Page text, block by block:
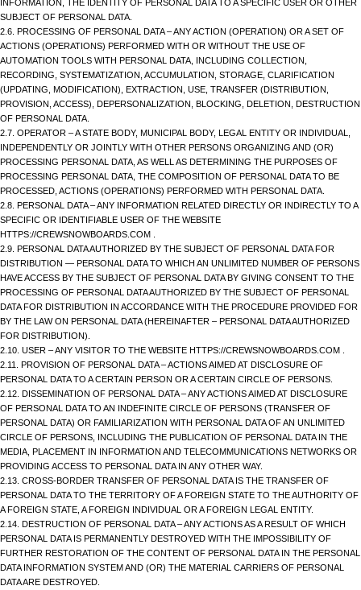
INFORMATION, THE IDENTITY OF PERSONAL DATA TO A SPECIFIC USER OR OTHER
SUBJECT OF PERSONAL DATA.
2.6. PROCESSING OF PERSONAL DATA – ANY ACTION (OPERATION) OR A SET OF
ACTIONS (OPERATIONS) PERFORMED WITH OR WITHOUT THE USE OF
AUTOMATION TOOLS WITH PERSONAL DATA, INCLUDING COLLECTION,
RECORDING, SYSTEMATIZATION, ACCUMULATION, STORAGE, CLARIFICATION
(UPDATING, MODIFICATION), EXTRACTION, USE, TRANSFER (DISTRIBUTION,
PROVISION, ACCESS), DEPERSONALIZATION, BLOCKING, DELETION, DESTRUCTION
OF PERSONAL DATA.
2.7. OPERATOR – A STATE BODY, MUNICIPAL BODY, LEGAL ENTITY OR INDIVIDUAL,
INDEPENDENTLY OR JOINTLY WITH OTHER PERSONS ORGANIZING AND (OR)
PROCESSING PERSONAL DATA, AS WELL AS DETERMINING THE PURPOSES OF
PROCESSING PERSONAL DATA, THE COMPOSITION OF PERSONAL DATA TO BE
PROCESSED, ACTIONS (OPERATIONS) PERFORMED WITH PERSONAL DATA.
2.8. PERSONAL DATA – ANY INFORMATION RELATED DIRECTLY OR INDIRECTLY TO A
SPECIFIC OR IDENTIFIABLE USER OF THE WEBSITE
HTTPS://CREWSNOWBOARDS.COM .
2.9. PERSONAL DATA AUTHORIZED BY THE SUBJECT OF PERSONAL DATA FOR
DISTRIBUTION — PERSONAL DATA TO WHICH AN UNLIMITED NUMBER OF PERSONS
HAVE ACCESS BY THE SUBJECT OF PERSONAL DATA BY GIVING CONSENT TO THE
PROCESSING OF PERSONAL DATA AUTHORIZED BY THE SUBJECT OF PERSONAL
DATA FOR DISTRIBUTION IN ACCORDANCE WITH THE PROCEDURE PROVIDED FOR
BY THE LAW ON PERSONAL DATA (HEREINAFTER – PERSONAL DATA AUTHORIZED
FOR DISTRIBUTION).
2.10. USER – ANY VISITOR TO THE WEBSITE HTTPS://CREWSNOWBOARDS.COM .
2.11. PROVISION OF PERSONAL DATA – ACTIONS AIMED AT DISCLOSURE OF
PERSONAL DATA TO A CERTAIN PERSON OR A CERTAIN CIRCLE OF PERSONS.
2.12. DISSEMINATION OF PERSONAL DATA – ANY ACTIONS AIMED AT DISCLOSURE
OF PERSONAL DATA TO AN INDEFINITE CIRCLE OF PERSONS (TRANSFER OF
PERSONAL DATA) OR FAMILIARIZATION WITH PERSONAL DATA OF AN UNLIMITED
CIRCLE OF PERSONS, INCLUDING THE PUBLICATION OF PERSONAL DATA IN THE
MEDIA, PLACEMENT IN INFORMATION AND TELECOMMUNICATIONS NETWORKS OR
PROVIDING ACCESS TO PERSONAL DATA IN ANY OTHER WAY.
2.13. CROSS-BORDER TRANSFER OF PERSONAL DATA IS THE TRANSFER OF
PERSONAL DATA TO THE TERRITORY OF A FOREIGN STATE TO THE AUTHORITY OF
A FOREIGN STATE, A FOREIGN INDIVIDUAL OR A FOREIGN LEGAL ENTITY.
2.14. DESTRUCTION OF PERSONAL DATA – ANY ACTIONS AS A RESULT OF WHICH
PERSONAL DATA IS PERMANENTLY DESTROYED WITH THE IMPOSSIBILITY OF
FURTHER RESTORATION OF THE CONTENT OF PERSONAL DATA IN THE PERSONAL
DATA INFORMATION SYSTEM AND (OR) THE MATERIAL CARRIERS OF PERSONAL
DATA ARE DESTROYED.